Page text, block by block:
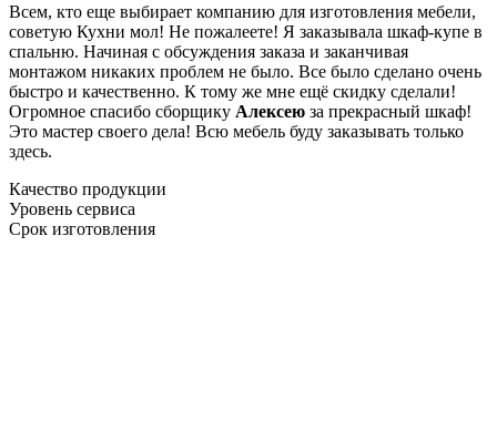
Всем, кто еще выбирает компанию для изготовления мебели,
советую Кухни мол! Не пожалеете! Я заказывала шкаф-купе в
спальню. Начиная с обсуждения заказа и заканчивая
монтажом никаких проблем не было. Все было сделано очень
быстро и качественно. К тому же мне ещё скидку сделали!
Огромное спасибо сборщику Алексею за прекрасный шкаф!
Это мастер своего дела! Всю мебель буду заказывать только
здесь.
Качество продукции
Уровень сервиса
Срок изготовления